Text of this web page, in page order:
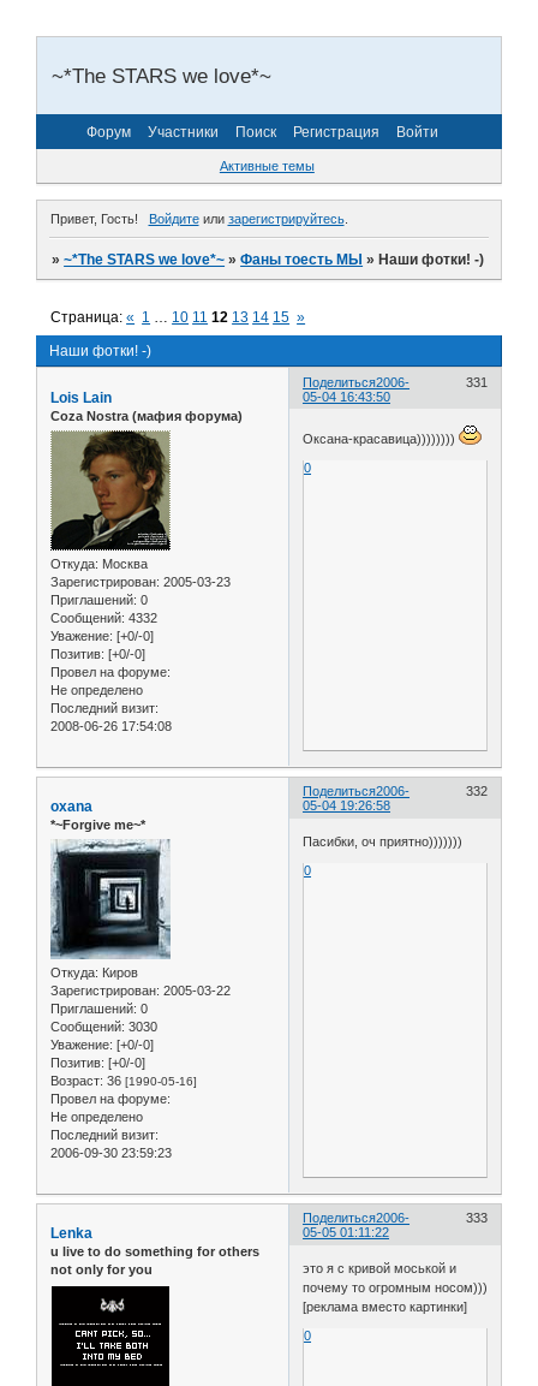
~*The STARS we love*~
Форум Участники Поиск Регистрация Войти
Активные темы
Привет, Гость! Войдитеили зарегистрируйтесь.
»~*The STARS we love*~ »Фаны тоесть МЫ »Наши фотки! -)
Наши фотки! -)
Страница:« 1 … 10 11 12 13 14 15 »
Поделиться 331
2006-
05-04 16:43:50
Lois Lain
Coza Nostra (мафия форума)
Откуда: Москва
Зарегистрирован: 2005-03-23
Приглашений: 0
Сообщений: 4332
Уважение: [+0/-0]
Позитив: [+0/-0]
Провел на форуме:
Не определено
Последний визит:
2008-06-26 17:54:08
Оксана-красавица))))))))
0
Поделиться 332
2006-
05-04 19:26:58
oxana
*~Forgive me~*
Откуда: Киров
Зарегистрирован: 2005-03-22
Приглашений: 0
Сообщений: 3030
Уважение: [+0/-0]
Позитив: [+0/-0]
Возраст: 36 [1990-05-16]
Провел на форуме:
Не определено
Последний визит:
2006-09-30 23:59:23
Пасибки, оч приятно)))))))
0
Поделиться 333
2006-
05-05 01:11:22
Lenka
u live to do something for others
not only for you
это я с кривой моськой и
почему то огромным носом)))
[реклама вместо картинки]
0